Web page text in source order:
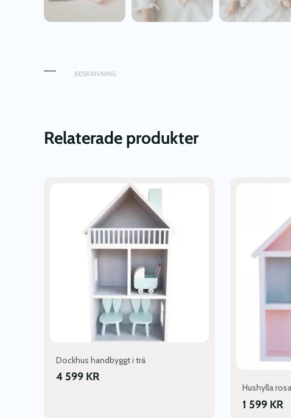
BESKRIVNING
Relaterade produkter
Dockhus handbyggt i trä
4 599 KR
Hushylla
1 599 KR